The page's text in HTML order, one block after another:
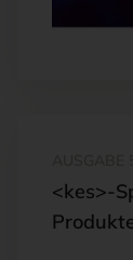
<kes>-